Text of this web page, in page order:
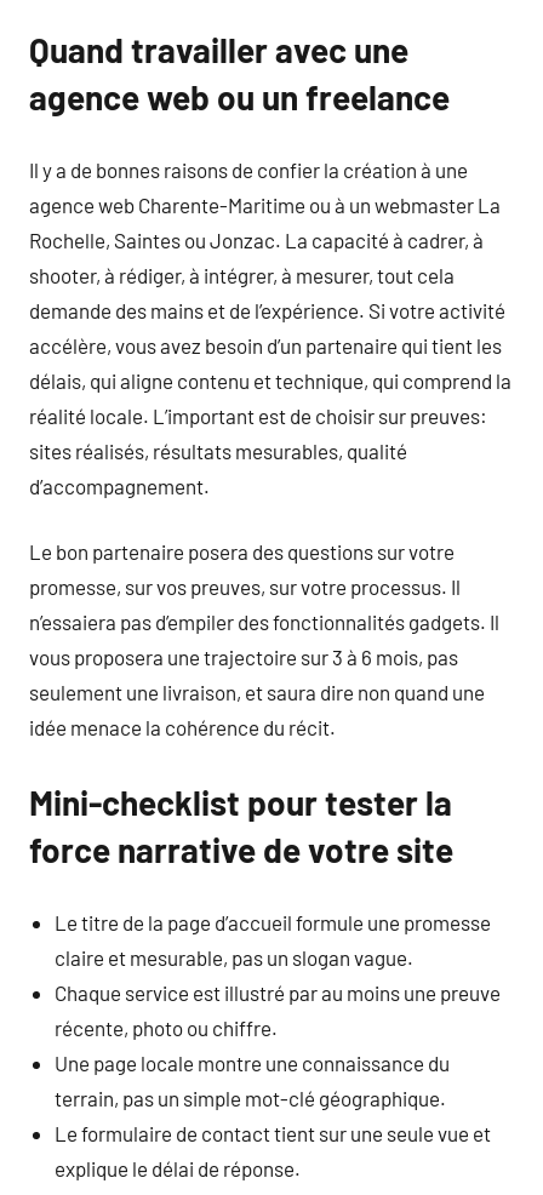
Quand travailler avec une
agence web ou un freelance
Il y a de bonnes raisons de confier la création à une
agence web Charente-Maritime ou à un webmaster La
Rochelle, Saintes ou Jonzac. La capacité à cadrer, à
shooter, à rédiger, à intégrer, à mesurer, tout cela
demande des mains et de l’expérience. Si votre activité
accélère, vous avez besoin d’un partenaire qui tient les
délais, qui aligne contenu et technique, qui comprend la
réalité locale. L’important est de choisir sur preuves:
sites réalisés, résultats mesurables, qualité
d’accompagnement.
Le bon partenaire posera des questions sur votre
promesse, sur vos preuves, sur votre processus. Il
n’essaiera pas d’empiler des fonctionnalités gadgets. Il
vous proposera une trajectoire sur 3 à 6 mois, pas
seulement une livraison, et saura dire non quand une
idée menace la cohérence du récit.
Mini-checklist pour tester la
force narrative de votre site
Le titre de la page d’accueil formule une promesse
claire et mesurable, pas un slogan vague.
Chaque service est illustré par au moins une preuve
récente, photo ou chiffre.
Une page locale montre une connaissance du
terrain, pas un simple mot-clé géographique.
Le formulaire de contact tient sur une seule vue et
explique le délai de réponse.